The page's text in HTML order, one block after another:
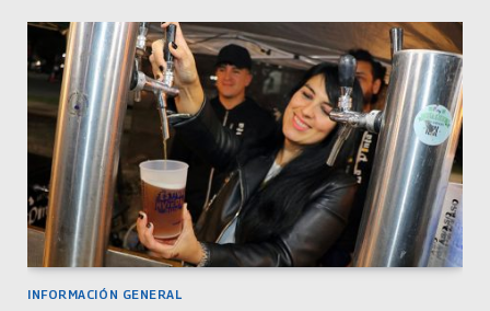
INFORMACIÓN GENERAL